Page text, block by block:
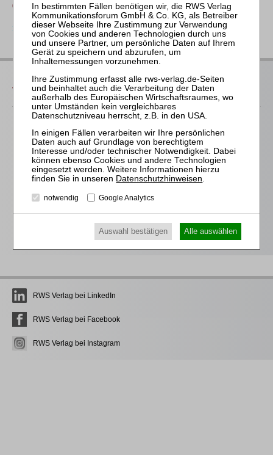
07.10.2026: Zertifizierte/r Insolvenzassistent:in
zurück
Das bieten Ihnen unsere
Veranstaltungen
Für alle Endgeräte kompatible und browserbasierte
Online-Fortbildungen
Individuelle Assistenz bis zur Einwahl und Verbindung mit
unserem Online-Seminar
Hochwertige Unterlagen für die Teilnahme, ideal auch zum
späteren Nachschlagen
Teilnahmebescheinigungen gemäßGOI, § 15 FAO und
RWS Verlag bei LinkedIn
RWS Verlag bei Facebook
RWS Verlag bei Instagram
Datenschutzhinweisen.
notwendig Google Analytics
Auswahl bestätigen Alle auswählen